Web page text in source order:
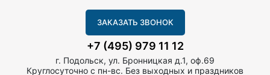
ЗАКАЗАТЬ ЗВОНОК
+7 (495) 979 11 12
г. Подольск, ул. Бронницкая д.1, оф.69
Круглосуточно с пн-вс. Без выходных и праздников